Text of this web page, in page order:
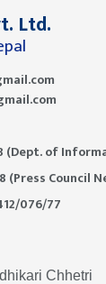
Ltd.
(Dept. of
(Press Council
076/77
Chhetri